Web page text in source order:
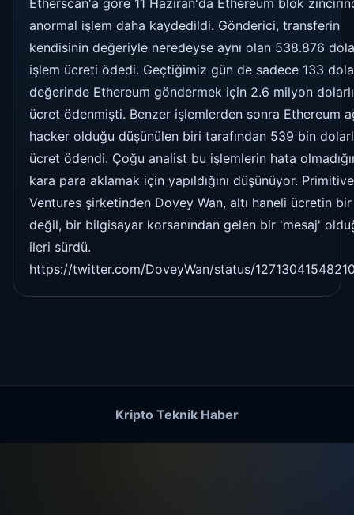
anormal işlem daha kaydedildi. Gönderici, transferin
kendisinin değeriyle neredeyse aynı olan 538.876
işlem ücreti ödedi. Geçtiğimiz gün de sadece 133
değerinde Ethereum göndermek için 2.6 milyon
ücret ödenmişti. Benzer işlemlerden sonra Ethereum
hacker olduğu düşünülen biri tarafından 539 bin
ücret ödendi. Çoğu analist bu işlemlerin hata
kara para aklamak için yapıldığını düşünüyor. Primitive
Ventures şirketinden Dovey Wan, altı haneli ücretin
değil, bir bilgisayar korsanından gelen bir 'mesaj'
ileri sürdü.
https://twitter.com/DoveyWan/status/
Kripto Teknik Haber